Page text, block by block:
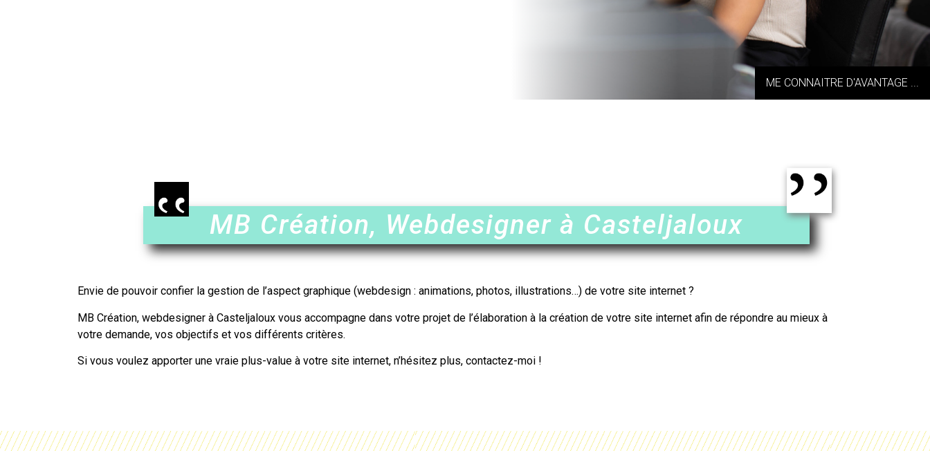
ME CONNAITRE D'AVANTAGE ...
MB Création, Webdesigner à Casteljaloux
Envie de pouvoir confier la gestion de l’aspect graphique (webdesign : animations, photos, illustrations…) de votre site internet ?
MB Création, webdesigner à Casteljaloux vous accompagne dans votre projet de l’élaboration à la création de votre site internet afin de répondre au mieux à
votre demande, vos objectifs et vos différents critères.
Si vous voulez apporter une vraie plus-value à votre site internet, n’hésitez plus, contactez-moi !